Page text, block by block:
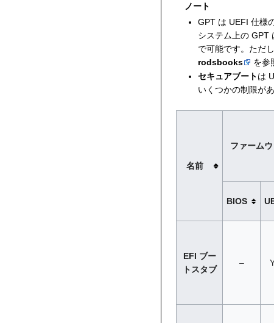
ノート
GPT は UEFI 仕様
システム上の GPT
で可能です。ただ
rodsbooks
を参
セキュアブートは
いくつかの制限があ
名前
ファーム
BIOS
EFI ブー
トスタブ
–